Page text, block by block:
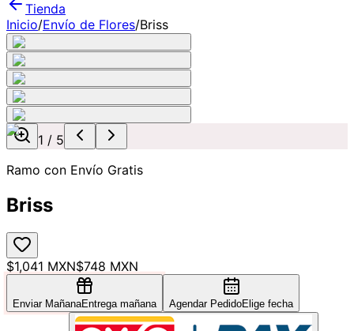
Tienda
Inicio/Envío de Flores/Briss
1 / 5
Ramo con Envío Gratis
Briss
$1,041 MXN$748 MXN
Enviar MañanaEntrega mañana Agendar PedidoElige fecha